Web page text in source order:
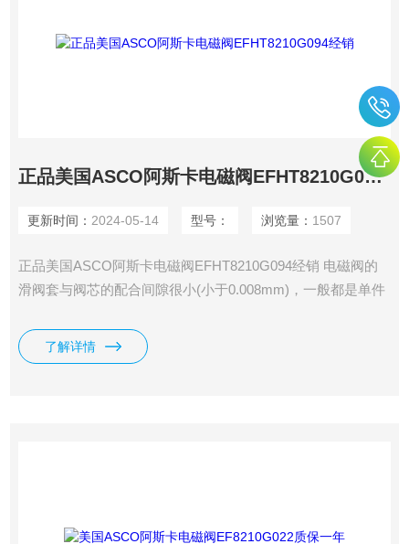
正品美国ASCO阿斯卡电磁阀EFHT8210G094经销
更新时间： 2024-05-14 型号： 浏览量： 1507
正品美国ASCO阿斯卡电磁阀EFHT8210G094经销 电磁阀的
滑阀套与阀芯的配合间隙很小(小于0.008mm)，一般都是单件
了解详情